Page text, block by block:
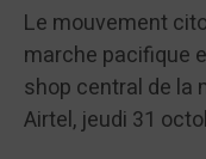
Le mouvement
marche pacifique
shop central de la
Airtel, jeudi 31